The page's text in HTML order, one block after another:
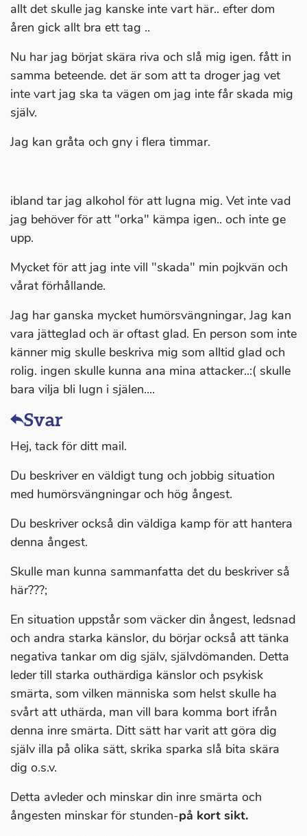
allt det skulle jag kanske inte vart här.. efter dom
åren gick allt bra ett tag ..
Nu har jag börjat skära riva och slå mig igen. fått in
samma beteende. det är som att ta droger jag vet
inte vart jag ska ta vägen om jag inte får skada mig
själv.
Jag kan gråta och gny i flera timmar.
ibland tar jag alkohol för att lugna mig. Vet inte vad
jag behöver för att "orka" kämpa igen.. och inte ge
upp.
Mycket för att jag inte vill "skada" min pojkvän och
vårat förhållande.
Jag har ganska mycket humörsvängningar, Jag kan
vara jätteglad och är oftast glad. En person som inte
känner mig skulle beskriva mig som alltid glad och
rolig. ingen skulle kunna ana mina attacker..:( skulle
bara vilja bli lugn i själen....
Svar
Hej, tack för ditt mail.
Du beskriver en väldigt tung och jobbig situation
med humörsvängningar och hög ångest.
Du beskriver också din väldiga kamp för att hantera
denna ångest.
Skulle man kunna sammanfatta det du beskriver så
här???;
En situation uppstår som väcker din ångest, ledsnad
och andra starka känslor, du börjar också att tänka
negativa tankar om dig själv, självdömanden. Detta
leder till starka outhärdiga känslor och psykisk
smärta, som vilken människa som helst skulle ha
svårt att uthärda, man vill bara komma bort ifrån
denna inre smärta. Ditt sätt har varit att göra dig
själv illa på olika sätt, skrika sparka slå bita skära
dig o.s.v.
Detta avleder och minskar din inre smärta och
ångesten minskar för stunden-på kort sikt.